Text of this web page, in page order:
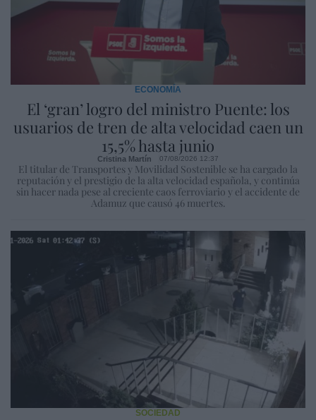
El ‘gran’ logro del ministro Puente: los
usuarios de tren de alta velocidad caen un
15,5% hasta junio
ECONOMÍA
Cristina Martín 07/08/2026 12:37
El titular de Transportes y Movilidad Sostenible se ha cargado la
reputación y el prestigio de la alta velocidad española, y continúa
sin hacer nada pese al creciente caos ferroviario y el accidente de
Adamuz que causó 46 muertes.
SOCIEDAD